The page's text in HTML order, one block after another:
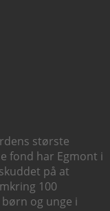
største
fond har Egmont i
på at
100
og unge i